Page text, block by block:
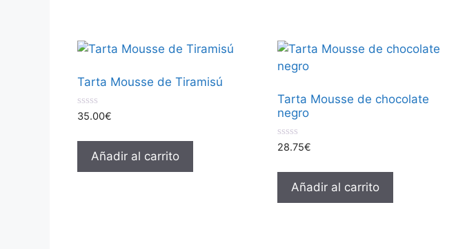
Tarta Mousse de Tiramisú
0
d
5
35.00€
Añadir al carrito
Tarta Mousse de chocolate
negro
0
5
28.75€
Añadir al carrito